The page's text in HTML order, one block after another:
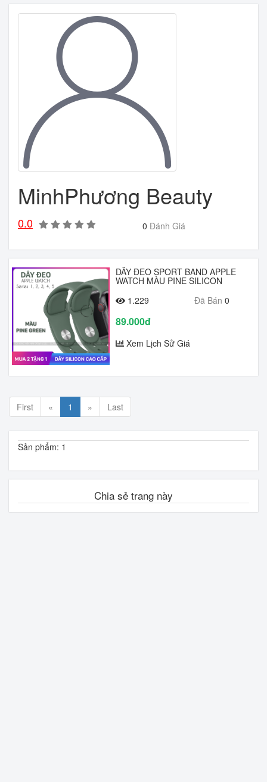
MinhPhương Beauty
0.0 0 Đánh Giá
DÂY ĐEO SPORT BAND APPLE
WATCH MÀU PINE SILICON
1.229
Đã Bán 0
89.000đ
Xem Lịch Sử Giá
First « 1 » Last
Sản phẩm: 1
Chia sẻ trang này